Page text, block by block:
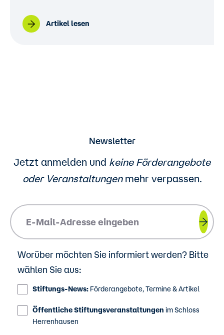
Artikel lesen
Newsletter
Jetzt anmelden und keine Förderangebote
oder Veranstaltungen mehr verpassen.
Worüber möchten Sie informiert werden? Bitte
wählen Sie aus:
Stiftungs-News: Förderangebote, Termine & Artikel
Öffentliche Stiftungsveranstaltungen im Schloss
Herrenhausen